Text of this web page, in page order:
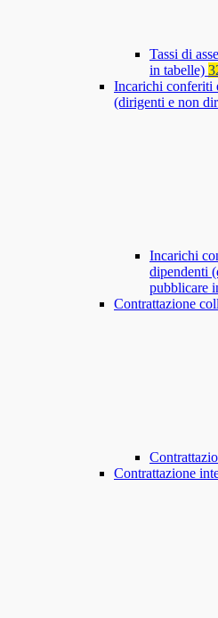
Tassi di
in tabelle)
Incarichi conferiti
(dirigenti e non
Incarichi
dipendenti
pubblicare
Contrattazione
Contrattazione